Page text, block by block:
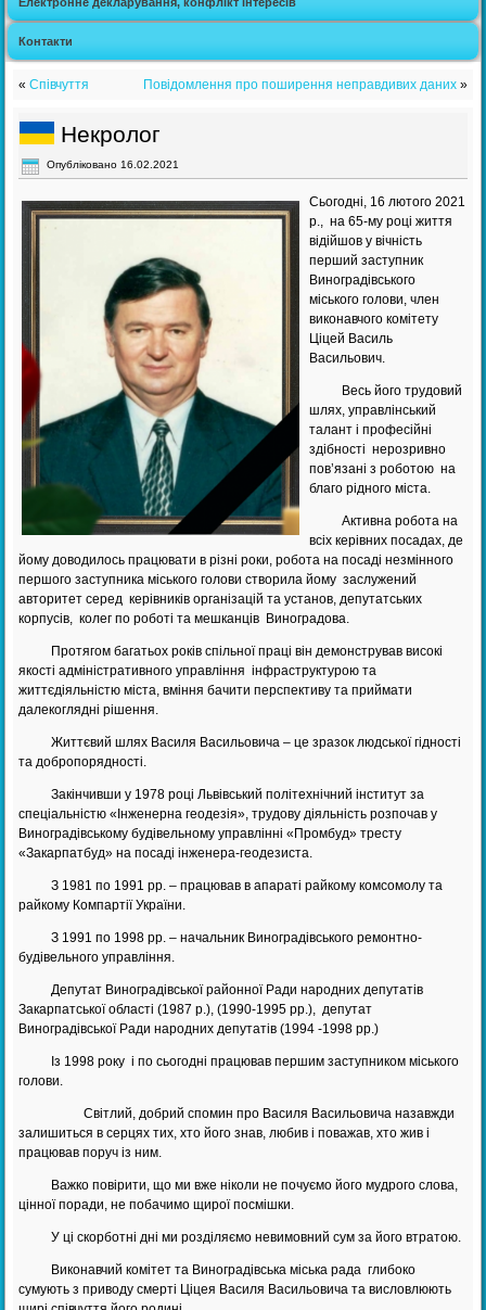
Електронне декларування, конфлікт інтересів
Контакти
«Співчуття Повідомлення про поширення неправдивих даних»
Некролог
Опубліковано 16.02.2021
Сьогодні, 16 лютого 2021
р., на 65-му році життя
відійшов у вічність
перший заступник
Виноградівського
міського голови, член
виконавчого комітету
Ціцей Василь
Васильович.
Весь його трудовий
шлях, управлінський
талант і професійні
здібності нерозривно
пов’язані з роботою на
благо рідного міста.
Активна робота на
всіх керівних посадах, де
йому доводилось працювати в різні роки, робота на посаді незмінного
першого заступника міського голови створила йому заслужений
авторитет серед керівників організацій та установ, депутатських
корпусів, колег по роботі та мешканців Виноградова.
Протягом багатьох років спільної праці він демонстрував високі
якості адміністративного управління інфраструктурою та
життєдіяльністю міста, вміння бачити перспективу та приймати
далекоглядні рішення.
Життєвий шлях Василя Васильовича – це зразок людської гідності
та добропорядності.
Закінчивши у 1978 році Львівський політехнічний інститут за
спеціальністю «Інженерна геодезія», трудову діяльність розпочав у
Виноградівському будівельному управлінні «Промбуд» тресту
«Закарпатбуд» на посаді інженера-геодезиста.
З 1981 по 1991 рр. – працював в апараті райкому комсомолу та
райкому Компартії України.
З 1991 по 1998 рр. – начальник Виноградівського ремонтно-
будівельного управління.
Депутат Виноградівської районної Ради народних депутатів
Закарпатської області (1987 р.), (1990-1995 рр.), депутат
Виноградівської Ради народних депутатів (1994 -1998 рр.)
Із 1998 року і по сьогодні працював першим заступником міського
голови.
Світлий, добрий спомин про Василя Васильовича назавжди
залишиться в серцях тих, хто його знав, любив і поважав, хто жив і
працював поруч із ним.
Важко повірити, що ми вже ніколи не почуємо його мудрого слова,
цінної поради, не побачимо щирої посмішки.
У ці скорботні дні ми розділяємо невимовний сум за його втратою.
Виконавчий комітет та Виноградівська міська рада глибоко
сумують з приводу смерті Ціцея Василя Васильовича та висловлюють